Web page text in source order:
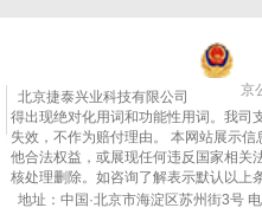
北京捷泰兴业科技有限公司
京
得出现绝对化用词和功能性用词。我司
失效，不作为赔付理由。 本网站展示
他合法权益，或展现任何违反国家相
核处理删除。如咨询了解表示默认以上
地址：中国·北京市海淀区苏州街3号